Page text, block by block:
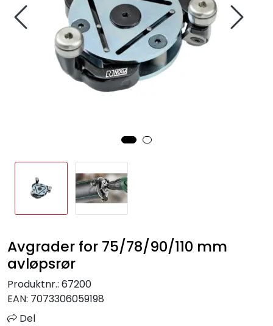
Avgrader for 75/78/90/110 mm
avløpsrør
Produktnr.: 67200
EAN: 7073306059198
Del
Snøsmelt
Sprinkler
Tappevann
Varmeanlegg
Outlet
Utgått av sortiment
Kontakt oss
Retur/reklamasjon